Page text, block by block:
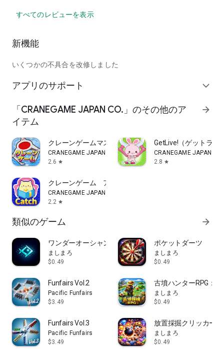
■推奨OS■
Android 5.0以上
■推奨通信環境■
※リアルタイムでの動画配信、アーム操作がございますので、
処理が重くなります。
安定した通信環境でのプレイを推奨いたします。
※UFOキャッチャーは、株式会社セガ・ゲームス(SEGA
Games Co., Ltd.)の登録商標です。
すべてのレビューを表示
新機能
いくつかの不具合を改修しました
アプリのサポート expand_more
「CRANEGAME JAPAN CO.」のその他のア
イテム
arrow_forward
クレーンゲームマスター-クレマス-オンラインクレーン
CRANEGAME JAPAN CO.
2.6 star
GetLive!（ゲットライ
CRANEGAME JAPAN CO.
2.8 star
クレーンゲーム アイキャッチオンライン-iCatchオンク
CRANEGAME JAPAN CO.
2.2 star
類似のゲーム arrow_forward
ワンダーオーシャン
ましまろ
$0.49
ポケットダーツ
ましまろ
$0.49
Funfairs Vol.2
Pacific Funfairs
$3.49
古墳ハンターRPG：
ましまろ
$0.49
Funfairs Vol.3
Pacific Funfairs
$3.49
放置採掘クリッカー
ましまろ
$0.49